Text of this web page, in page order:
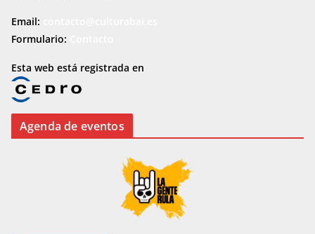
Email:
Formulario:
Esta web está registrada en
Agenda de eventos